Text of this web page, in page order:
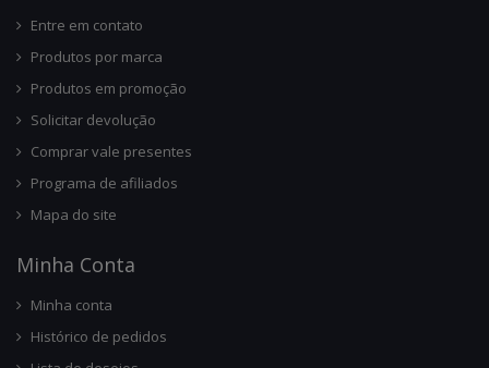
Entre em contato
Produtos por marca
Produtos em promoção
Solicitar devolução
Comprar vale presentes
Programa de afiliados
Mapa do site
Minha Conta
Minha conta
Histórico de pedidos